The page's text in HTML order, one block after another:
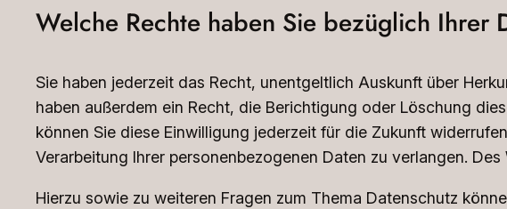
Welche Rechte haben Sie bezüglich Ihrer
Sie haben jederzeit das Recht, unentgeltlich Auskunft über
haben außerdem ein Recht, die Berichtigung oder Löschung
können Sie diese Einwilligung jederzeit für die Zukunft
Verarbeitung Ihrer personenbezogenen Daten zu verlangen.
Hierzu sowie zu weiteren Fragen zum Thema Datenschutz